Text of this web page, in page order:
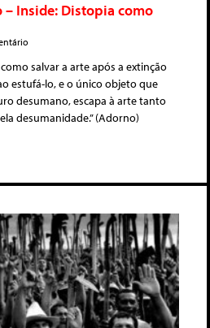
Inside: Distopia como
salvar a arte após a extinção
estufá-lo, e o único objeto que
desumano, escapa à arte tanto
desumanidade.” (Adorno)